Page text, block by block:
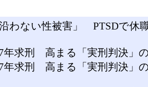
わない性被害」 PTSDで休
年求刑 高まる「実刑判決」
年求刑 高まる「実刑判決」